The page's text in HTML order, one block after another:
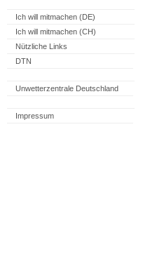
Ich will mitmachen (DE)
Ich will mitmachen (CH)
Nützliche Links
DTN
Unwetterzentrale Deutschland
Impressum